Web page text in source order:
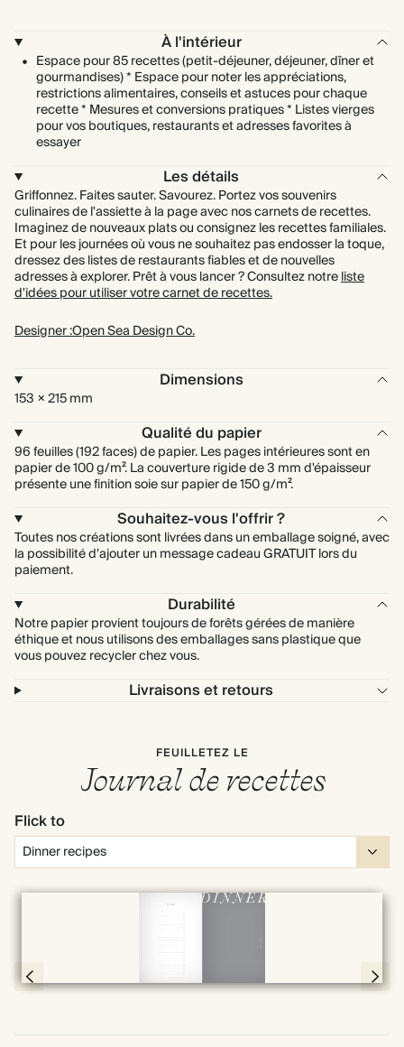
À l'intérieur
Espace pour 85 recettes (petit-déjeuner, déjeuner, dîner et
gourmandises) * Espace pour noter les appréciations,
restrictions alimentaires, conseils et astuces pour chaque
recette * Mesures et conversions pratiques * Listes vierges
pour vos boutiques, restaurants et adresses favorites à
essayer
Les détails
Griffonnez. Faites sauter. Savourez. Portez vos souvenirs
culinaires de l'assiette à la page avec nos carnets de recettes.
Imaginez de nouveaux plats ou consignez les recettes familiales.
Et pour les journées où vous ne souhaitez pas endosser la toque,
dressez des listes de restaurants fiables et de nouvelles
adresses à explorer. Prêt à vous lancer ? Consultez notreliste
d'idées pour utiliser votre carnet de recettes.
Designer :Open Sea Design Co.
Dimensions
153 × 215 mm
Qualité du papier
96 feuilles (192 faces) de papier. Les pages intérieures sont en
papier de 100 g/m². La couverture rigide de 3 mm d'épaisseur
présente une finition soie sur papier de 150 g/m².
Souhaitez-vous l'offrir ?
Toutes nos créations sont livrées dans un emballage soigné, avec
la possibilité d'ajouter un message cadeau GRATUIT lors du
paiement.
Durabilité
Notre papier provient toujours de forêts gérées de manière
éthique et nous utilisons des emballages sans plastique que
vous pouvez recycler chez vous.
Livraisons et retours
FEUILLETEZ LE
Journal de recettes
Flick to
Plein écran